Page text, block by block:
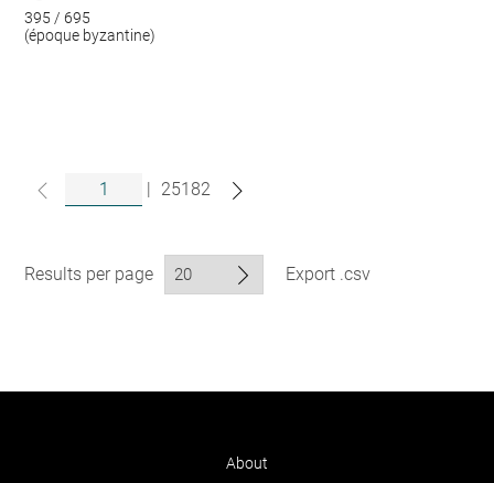
395 / 695
(époque byzantine)
| 25182
Results per page Export .csv
About